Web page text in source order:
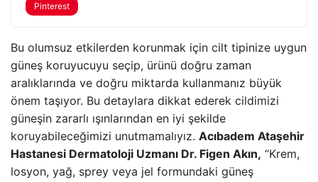
Pinterest
Bu olumsuz etkilerden korunmak için cilt tipinize uygun
güneş koruyucuyu seçip, ürünü doğru zaman
aralıklarında ve doğru miktarda kullanmanız büyük
önem taşıyor. Bu detaylara dikkat ederek cildimizi
güneşin zararlı ışınlarından en iyi şekilde
koruyabileceğimizi unutmamalıyız. Acıbadem Ataşehir
Hastanesi Dermatoloji Uzmanı Dr. Figen Akın, “Krem,
losyon, yağ, sprey veya jel formundaki güneş